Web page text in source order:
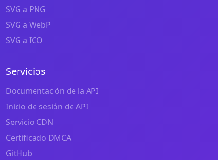
SVG a PNG
SVG a WebP
SVG a ICO
Servicios
Documentación de la API
Inicio de sesión de API
Servicio CDN
Certificado DMCA
GitHub